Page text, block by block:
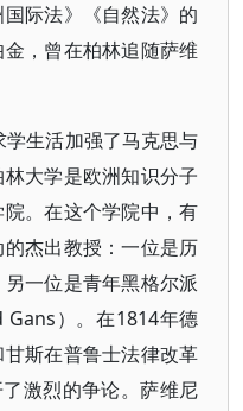
际法》《自然法》的
，曾在柏林追随萨维
生活加强了马克思与
大学是欧洲知识分子
。在这个学院中，有
杰出教授：一位是历
一位是青年黑格尔派
Gans）。在1814年德
斯在普鲁士法律改革
激烈的争论。萨维尼